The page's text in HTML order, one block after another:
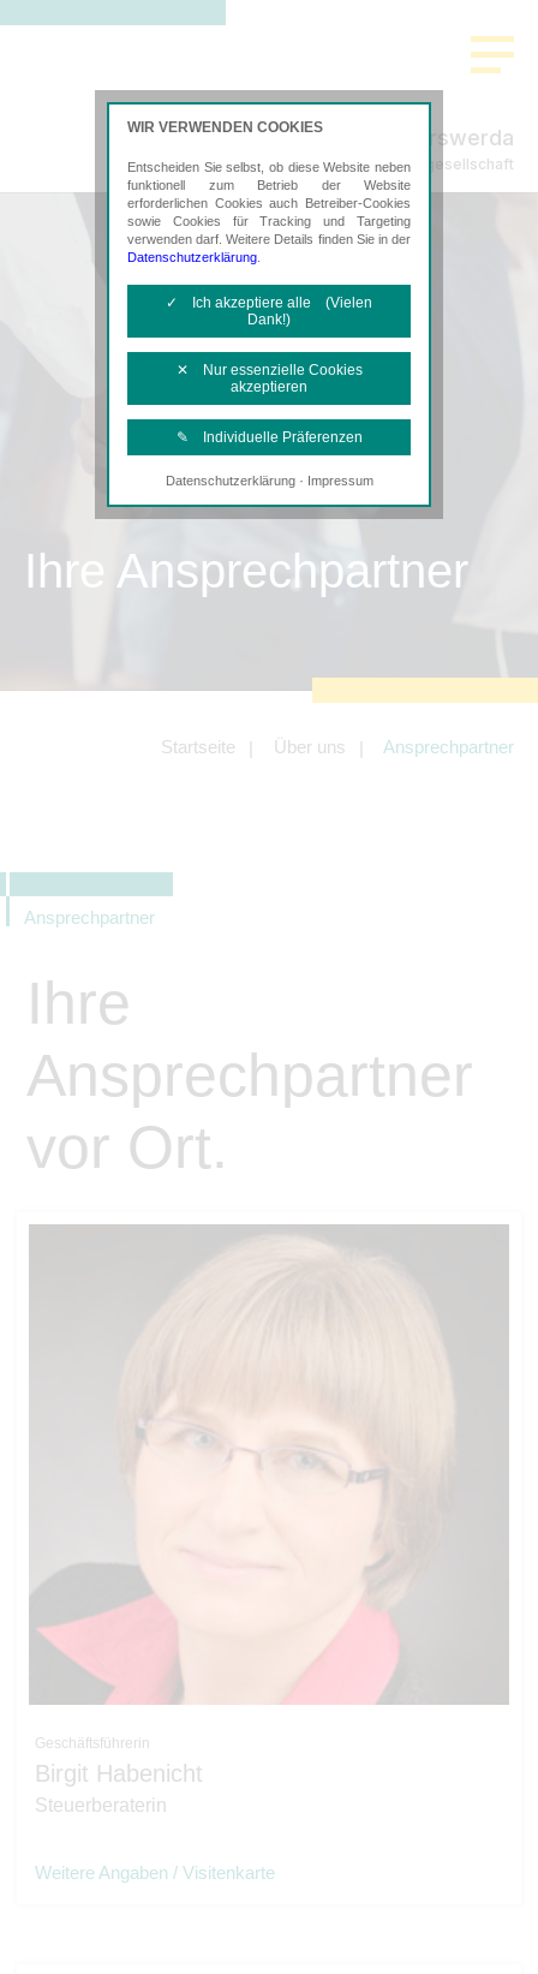
Freund Hoyerswerda
Steuerberatungsgesellschaft
Ihre Ansprechpartner
Startseite Über uns Ansprechpartner
Ansprechpartner
Ihre
Ansprechpartner
vor Ort.
Geschäftsführerin
Birgit Habenicht
Steuerberaterin
Weitere Angaben / Visitenkarte
WIR VERWENDEN COOKIES
Entscheiden Sie selbst, ob diese Website neben
funktionell zum Betrieb der Website
erforderlichen Cookies auch Betreiber-Cookies
sowie Cookies für Tracking und Targeting
verwenden darf. Weitere Details finden Sie in der
Datenschutzerklärung
✓ Ich akzeptiere alle (Vielen
Dank!)
✕ Nur essenzielle Cookies
akzeptieren
✎ Individuelle Präferenzen
Notwendige Cookies
Diese Cookies sind erforderlich, um die
Tracking- und Targeting-Cookies
Angebotes einschließlich der
Angeboten von z.B. Facebook und
LinkedIn.
Datenschutzerklärung· Impressum